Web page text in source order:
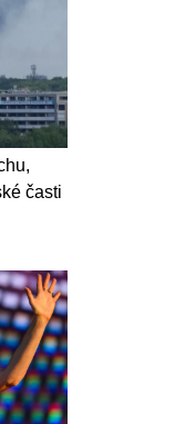
časti